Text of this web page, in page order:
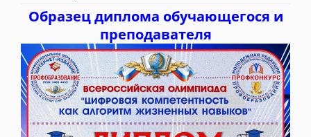
Образец диплома обучающегося и
преподавателя